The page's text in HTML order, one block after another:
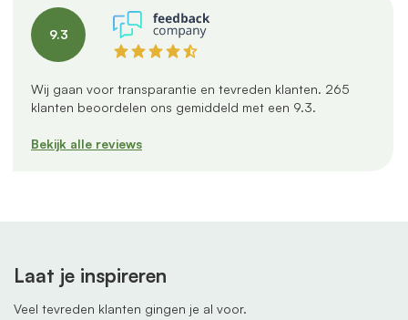
9.3
Wij gaan voor transparantie en tevreden klanten. 265
klanten beoordelen ons gemiddeld met een 9.3.
Bekijk alle reviews
Laat je inspireren
Veel tevreden klanten gingen je al voor.